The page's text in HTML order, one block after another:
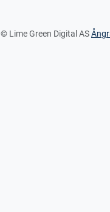
© Lime Green Digital AS